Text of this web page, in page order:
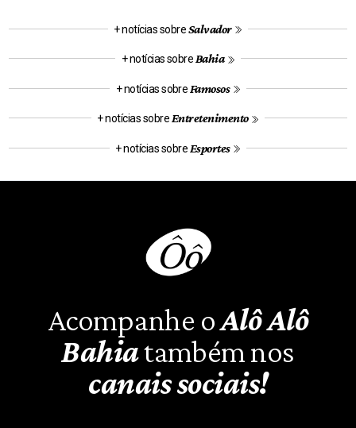
+ notícias sobreSalvador
+ notícias sobre Bahia
+ notícias sobre Famosos
+ notícias sobre Entretenimento
+ notícias sobre Esportes
Acompanhe oAlô Alô
Bahiatambém nos
canais sociais!